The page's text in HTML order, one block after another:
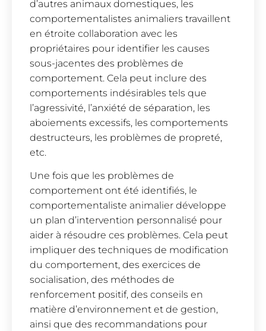
d’autres animaux domestiques, les
comportementalistes animaliers travaillent
en étroite collaboration avec les
propriétaires pour identifier les causes
sous-jacentes des problèmes de
comportement. Cela peut inclure des
comportements indésirables tels que
l’agressivité, l’anxiété de séparation, les
aboiements excessifs, les comportements
destructeurs, les problèmes de propreté,
etc.
Une fois que les problèmes de
comportement ont été identifiés, le
comportementaliste animalier développe
un plan d’intervention personnalisé pour
aider à résoudre ces problèmes. Cela peut
impliquer des techniques de modification
du comportement, des exercices de
socialisation, des méthodes de
renforcement positif, des conseils en
matière d’environnement et de gestion,
ainsi que des recommandations pour